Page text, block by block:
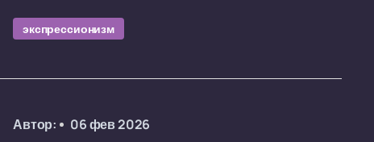
экспрессионизм
Автор: 06 фев 2026